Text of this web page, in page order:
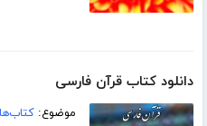
دانلود کتاب قرآن فارسی
موضوع: